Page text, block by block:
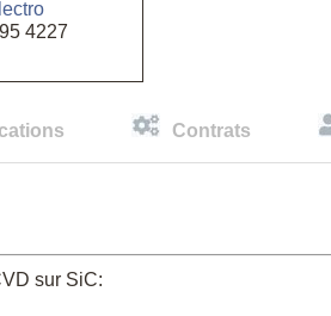
4227
Contrats
sur SiC:
93 95 42 00